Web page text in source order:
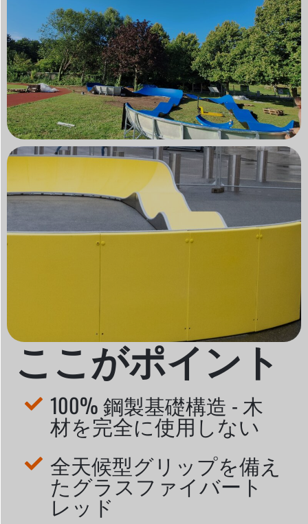
ここがポイント
100% 鋼製基礎構造 - 木
材を完全に使用しない
全天候型グリップを備え
たグラスファイバート
レッド